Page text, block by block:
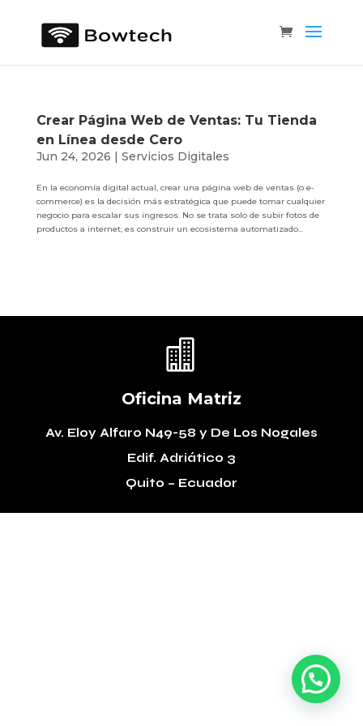
Crear Página Web de Ventas: Tu Tienda
en Línea desde Cero
Jun 24, 2026 | Servicios Digitales
En la economía digital actual, crear una página web de ventas (o e-
commerce) es la decisión más estratégica que puede tomar cualquier
negocio para escalar sus ingresos. No se trata solo de subir fotos de
productos a internet; es construir un ecosistema automatizado...

Oficina Matriz
Av. Eloy Alfaro N49-58 y De Los Nogales
Edif. Adriático 3
Quito – Ecuador